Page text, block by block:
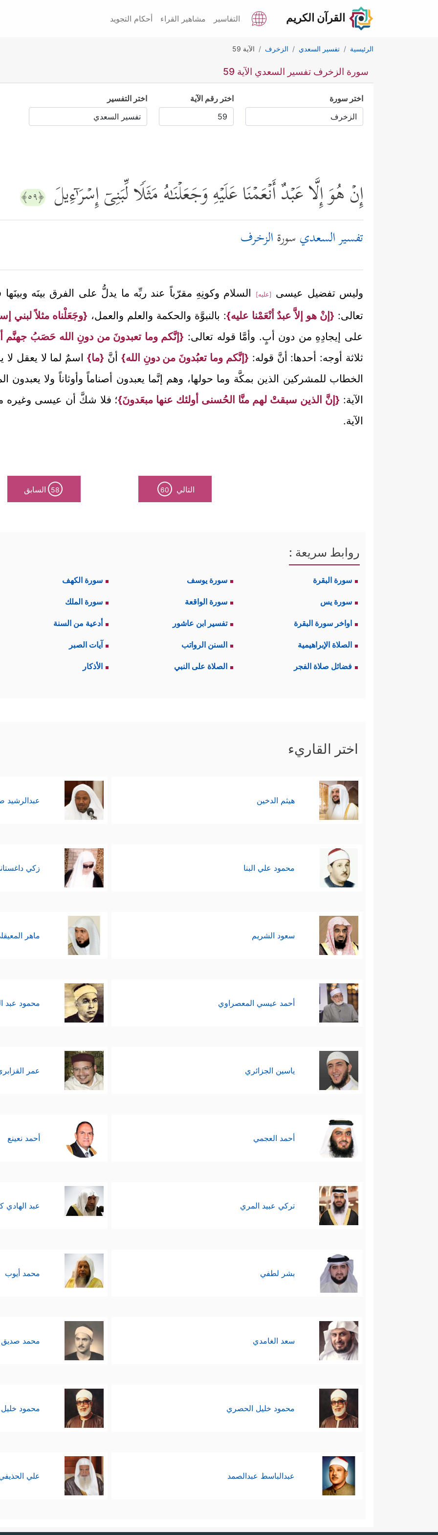
القرآن الكريم التفاسير مشاهير القراء أحكام التجويد
الرئيسية تفسير السعدي الزخرف الآية 59
سورة الزخرف تفسير السعدي الآية 59
اختر سورة اختر رقم الآية اختر التفسير
إِنۡ هُوَ إِلَّا عَبۡدٌ أَنۡعَمۡنَا عَلَیۡهِ وَجَعَلۡنَـٰهُ مَثَلࣰا لِّبَنِیۤ إِسۡرَ ٰ⁠ۤءِیلَ ﴿٥٩﴾
تفسير السعدي سورةالزخرف
وليس تفضيل عيسى [عليه]
السلام وكونِهِ مقرّباً عند ربِّه ما يدلُّ على الفرق بينَه
تعالى: {إنْ هو إلاَّ عبدٌ أنْعَمْنا عليه}: بالنبوَّة والحكمة والعلم والعمل، {وجَعَلْناه مثلاً لبني
على إيجادِهِ من دون أبٍ. وأمَّا قوله تعالى: {إنَّكم وما تعبدونَ من دونِ الله حَصَبُ جهنَّم
ثلاثة أوجه: أحدها: أنَّ قوله: {إنَّكم وما تعبُدونَ من دونِ الله} أنَّ {ما}اسمٌ لما لا يعقل لا
الخطاب للمشركين الذين بمكَّة وما حولها، وهم إنَّما يعبدون أصناماً وأوثاناً ولا يعبدون
الآية: {إنَّ الذين سبقتْ لهم منَّا الحُسنى أولئك عنها مبعَدونَ}؛ فلا شكَّ أن عيسى وغيره من
الآية.
التالي 60
58 السابق
روابط سريعة :
سورة البقرة سورة يوسف سورة الكهف
سورة يس سورة الواقعة سورة الملك
اواخر سورة البقرة تفسير ابن عاشور أدعية من السنة
الصلاة الإبراهيمية السنن الرواتب آيات الصبر
فضائل صلاة الفجر الصلاة على النبي الأذكار
اختر القاريء
هيثم الدخين عبدالرشيد
محمود علي البنا زكي
سعود الشريم ماهر
أحمد عيسي المعصراوي محمود عبد
ياسين الجزائري عمر
أحمد العجمي أحمد نعينع
تركي عبيد المري عبد الهادي
بشر لطفي محمد أيوب
سعد الغامدي محمد صديق
محمود خليل الحصري محمود
عبدالباسط عبدالصمد علي